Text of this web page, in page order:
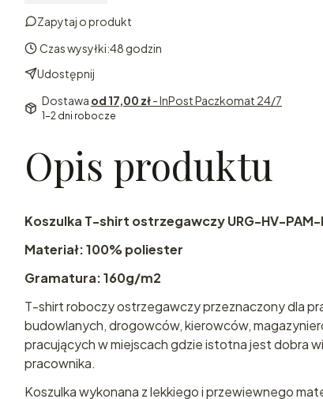
Zapytaj o produkt
Czas wysyłki:48 godzin
Udostępnij
Dostawa od 17,00 zł- InPost Paczkomat 24/7
1-2 dni robocze
Opis produktu
Koszulka T-shirt ostrzegawczy URG-HV-
Materiał: 100% poliester
Gramatura: 160g/m2
T-shirt roboczy ostrzegawczy przeznaczony dla
budowlanych, drogowców, kierowców,
pracujących w miejscach gdzie istotna jest dobra
pracownika.
Koszulka wykonana z lekkiego i przewiewnego